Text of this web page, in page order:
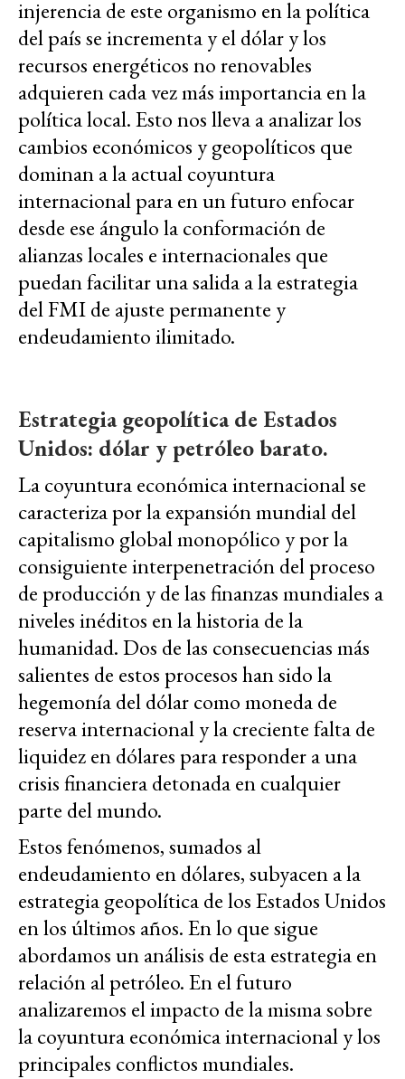
injerencia de este organismo en la política
del país se incrementa y el dólar y los
recursos energéticos no renovables
adquieren cada vez más importancia en la
política local. Esto nos lleva a analizar los
cambios económicos y geopolíticos que
dominan a la actual coyuntura
internacional para en un futuro enfocar
desde ese ángulo la conformación de
alianzas locales e internacionales que
puedan facilitar una salida a la estrategia
del FMI de ajuste permanente y
endeudamiento ilimitado.
Estrategia geopolítica de Estados
Unidos: dólar y petróleo barato.
La coyuntura económica internacional se
caracteriza por la expansión mundial del
capitalismo global monopólico y por la
consiguiente interpenetración del proceso
de producción y de las finanzas mundiales a
niveles inéditos en la historia de la
humanidad. Dos de las consecuencias más
salientes de estos procesos han sido la
hegemonía del dólar como moneda de
reserva internacional y la creciente falta de
liquidez en dólares para responder a una
crisis financiera detonada en cualquier
parte del mundo.
Estos fenómenos, sumados al
endeudamiento en dólares, subyacen a la
estrategia geopolítica de los Estados Unidos
en los últimos años. En lo que sigue
abordamos un análisis de esta estrategia en
relación al petróleo. En el futuro
analizaremos el impacto de la misma sobre
la coyuntura económica internacional y los
principales conflictos mundiales.